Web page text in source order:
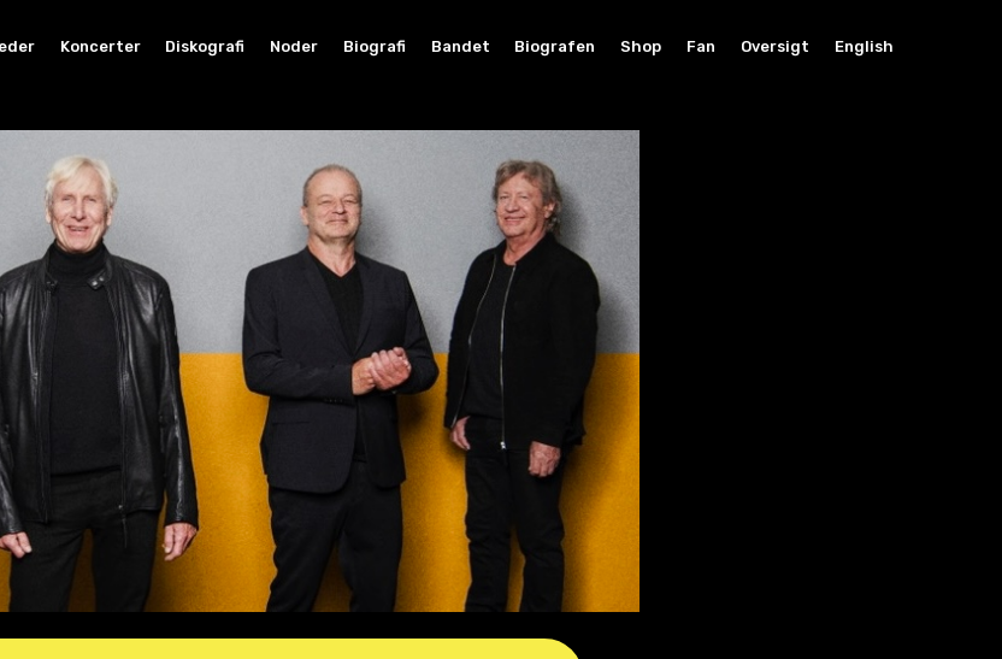
Koncerter Diskografi Noder Biografi Bandet Biografen Shop Fan Oversigt English